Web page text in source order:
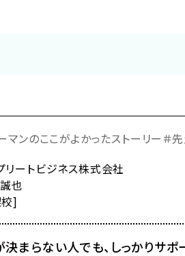
マンのここがよかったストーリー＃
リートビジネス株式会社
也
]
まらない人でも、しっかりサポ